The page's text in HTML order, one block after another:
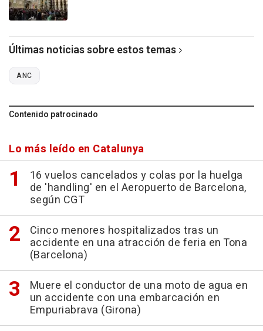
Últimas noticias sobre estos temas
ANC
Contenido patrocinado
Lo más leído en Catalunya
16 vuelos cancelados y colas por la huelga
de 'handling' en el Aeropuerto de Barcelona,
según CGT
Cinco menores hospitalizados tras un
accidente en una atracción de feria en Tona
(Barcelona)
Muere el conductor de una moto de agua en
un accidente con una embarcación en
Empuriabrava (Girona)